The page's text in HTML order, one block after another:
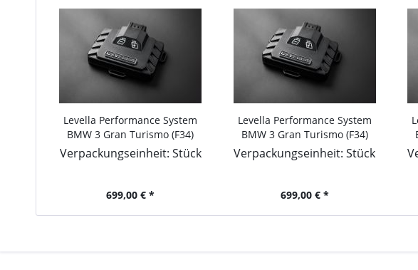
Levella Performance System
BMW 3 Gran Turismo (F34)
2012-... 320 d xDrive,
163PS/120kW, 1995ccm
Verpackungseinheit: Stück
699,00 € *
Levella Performance System
BMW 3 Gran Turismo (F34)
2012-... 320 d xDrive,
184PS/135kW, 1995ccm
Verpackungseinheit: Stück
699,00 € *